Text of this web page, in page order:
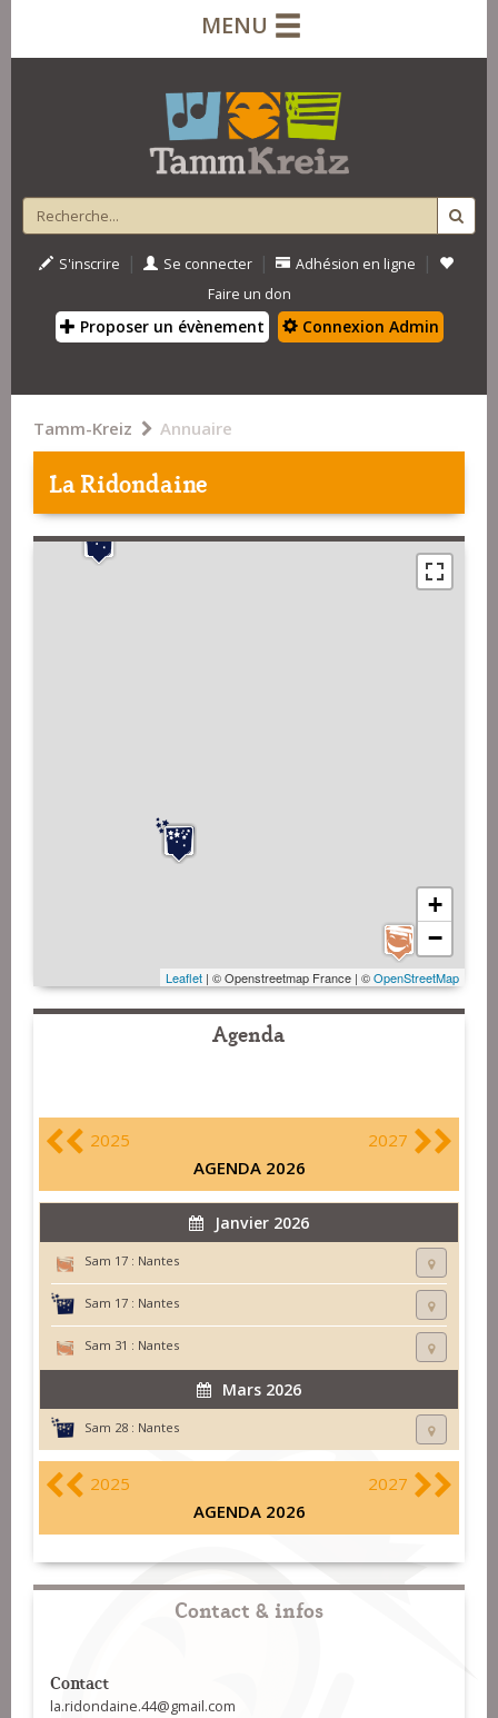
MENU
S'inscrire | Se connecter | Adhésion en ligne |
Faire un don
Proposer un évènement Connexion Admin
Tamm-Kreiz Annuaire
La Ridondaine
+
−
Leaflet | © Openstreetmap France | ©OpenStreetMap
Agenda
2025
2027
AGENDA 2026
Janvier 2026
Sam 17 : Nantes
Sam 17 : Nantes
Sam 31 : Nantes
Mars 2026
Sam 28 : Nantes
2025
2027
AGENDA 2026
Contact & infos
Contact
la.ridondaine.44@gmail.com